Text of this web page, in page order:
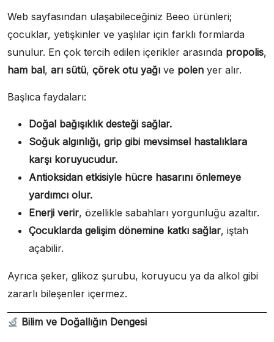
Web sayfasından ulaşabileceğiniz Beeo ürünleri;
çocuklar, yetişkinler ve yaşlılar için farklı formlarda
sunulur. En çok tercih edilen içerikler arasında propolis,
ham bal, arı sütü, çörek otu yağı ve polen yer alır.
Başlıca faydaları:
Doğal bağışıklık desteği sağlar.
Soğuk algınlığı, grip gibi mevsimsel hastalıklara
karşı koruyucudur.
Antioksidan etkisiyle hücre hasarını önlemeye
yardımcı olur.
Enerji verir, özellikle sabahları yorgunluğu azaltır.
Çocuklarda gelişim dönemine katkı sağlar, iştah
açabilir.
Ayrıca şeker, glikoz şurubu, koruyucu ya da alkol gibi
zararlı bileşenler içermez.
Bilim ve Doğallığın Dengesi